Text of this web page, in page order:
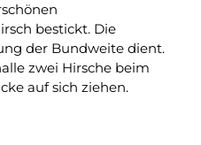
bestickt. Die
der Bundweite dient.
zwei Hirsche beim
auf sich ziehen.